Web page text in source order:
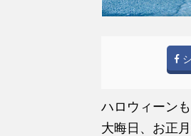
ハロウィーン
大晦日、お正